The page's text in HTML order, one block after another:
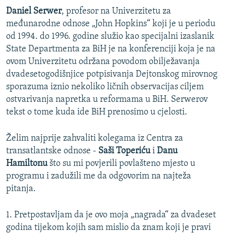
POPLAVE I KLIZIŠTA U BIH 2024.
TV LIBERTY
POST SCRIPTUM
MOJA EVROPA
TRI DECENIJE OD RATA U BIH
SVE KARTE DEJTONA
NASTANAK I RASPAD JUGOSLAVIJE
Sve RFE/RL stranice
Daniel Serwer, profesor na Univerzitetu za
međunarodne odnose „John Hopkins“ koji je u periodu
od 1994. do 1996. godine služio kao specijalni izaslanik
State Departmenta za BiH je na konferenciji koja je na
ovom Univerzitetu održana povodom obilježavanja
dvadesetogodišnjice potpisivanja Dejtonskog mirovnog
sporazuma iznio nekoliko ličnih observacijas ciljem
ostvarivanja napretka u reformama u BiH. Serwerov
tekst o tome kuda ide BiH prenosimo u cjelosti.
Želim najprije zahvaliti kolegama iz Centra za
transatlantske odnose - Saši Toperićui Danu
Hamiltonušto su mi povjerili povlašteno mjesto u
programu i zadužili me da odgovorim na najteža
pitanja.
1. Pretpostavljam da je ovo moja „nagrada“ za dvadeset
godina tijekom kojih sam mislio da znam koji je pravi